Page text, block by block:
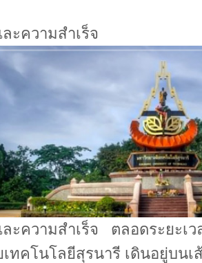
ะความสำเร็จ
ะความสำเร็จ ตลอดระยะเ
ทคโนโลยีสุรนารี เดินอยู่บนเ